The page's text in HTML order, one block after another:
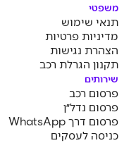
משפטי
תנאי שימוש
מדיניות פרטיות
הצהרת נגישות
תקנון הגרלת רכב
שירותים
פרסום רכב
פרסום נדל״ן
פרסום דרך WhatsApp
כניסה לעסקים